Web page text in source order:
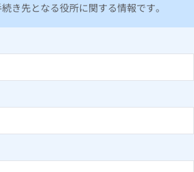
き先となる役所に関する情報です。